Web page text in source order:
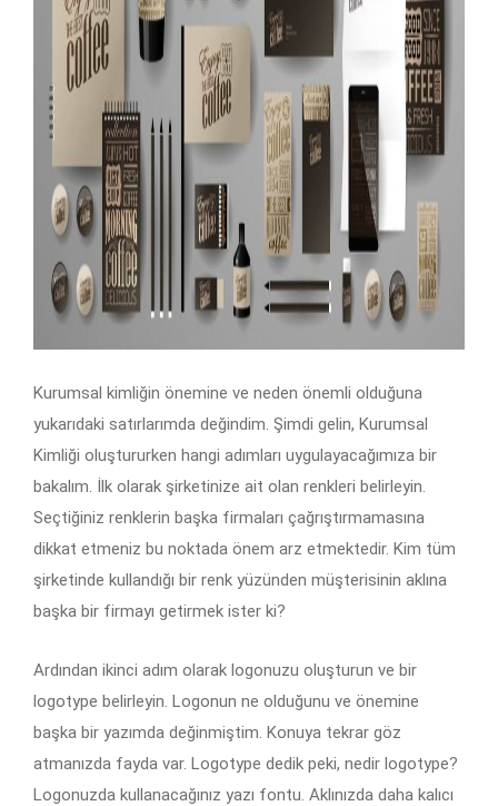
Kurumsal kimliğin önemine ve neden önemli olduğuna
yukarıdaki satırlarımda değindim. Şimdi gelin, Kurumsal
Kimliği oluştururken hangi adımları uygulayacağımıza bir
bakalım. İlk olarak şirketinize ait olan renkleri belirleyin.
Seçtiğiniz renklerin başka firmaları çağrıştırmamasına
dikkat etmeniz bu noktada önem arz etmektedir. Kim tüm
şirketinde kullandığı bir renk yüzünden müşterisinin aklına
başka bir firmayı getirmek ister ki?
Ardından ikinci adım olarak logonuzu oluşturun ve bir
logotype belirleyin. Logonun ne olduğunu ve önemine
başka bir yazımda değinmiştim. Konuya tekrar göz
atmanızda fayda var. Logotype dedik peki, nedir logotype?
Logonuzda kullanacağınız yazı fontu. Aklınızda daha kalıcı